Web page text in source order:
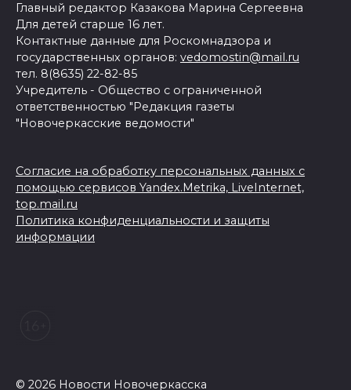
Главный редактор Казакова Марина Сергеевна
Для детей старше 16 лет.
Контактные данные для Роскомнадзора и
государственных органов: vedomostin@mail.ru
тел. 8(8635) 22-82-85
Учредитель - Общество с ограниченной
ответственностью "Редакция газеты
"Новочеркасские ведомости"
Согласие на обработку персональных данных с
помощью сервисов Yandex.Metrika, LiveInternet,
top.mail.ru
Политика конфиденциальности и защиты
информации
© 2026 Новости Новочеркасска